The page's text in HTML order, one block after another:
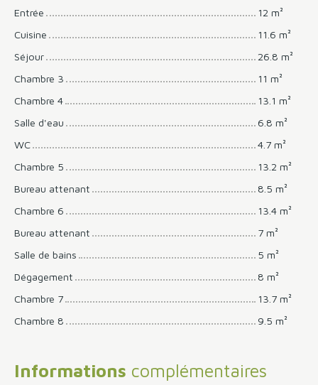
Entrée
12 m²
Cuisine
11.6 m²
Séjour
26.8 m²
Chambre 3
11 m²
Chambre 4
13.1 m²
Salle d'eau
6.8 m²
WC
4.7 m²
Chambre 5
13.2 m²
Bureau attenant
8.5 m²
Chambre 6
13.4 m²
Bureau attenant
7 m²
Salle de bains
5 m²
Dégagement
8 m²
Chambre 7
13.7 m²
Chambre 8
9.5 m²
Informations complémentaires